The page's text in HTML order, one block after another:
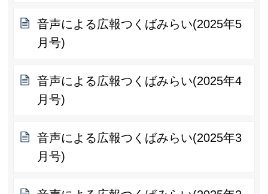
音声による広報つくばみらい(2025年5
月号)
音声による広報つくばみらい(2025年4
月号)
音声による広報つくばみらい(2025年3
月号)